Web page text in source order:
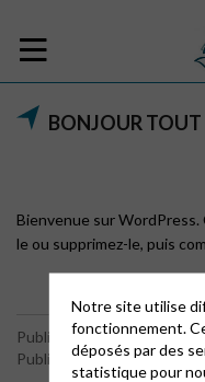
BONJOUR TOUT
Bienvenue sur
le ou supprimez-le, puis
Publié le 12 mars 2021
Publié par le webmaster
Notre site utilise
fonctionnement.
déposés par des
statistique pour